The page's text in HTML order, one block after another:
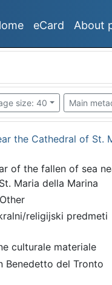
eCard About
size: 40 Main
the Cathedral of St.
of the fallen of sea
Maria della Marina
religijski predmeti
culturale materiale
Benedetto del Tronto